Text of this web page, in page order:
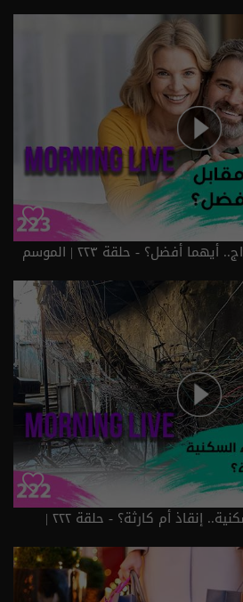
حياة العزوبية مقابل الزواج.. أيهما أفضل؟ - حلقة ٢٢٣ | الموسم
المولدات في الأحياء السكنية.. إنقاذ أم كارثة؟ - حلقة ٢٢٢ |